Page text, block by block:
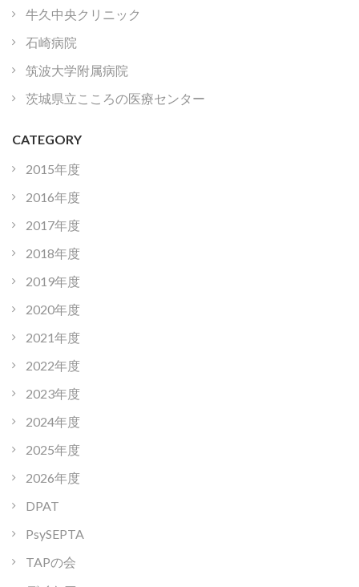
牛久中央クリニック
石崎病院
筑波大学附属病院
茨城県立こころの医療センター
CATEGORY
2015年度
2016年度
2017年度
2018年度
2019年度
2020年度
2021年度
2022年度
2023年度
2024年度
2025年度
2026年度
DPAT
PsySEPTA
TAPの会